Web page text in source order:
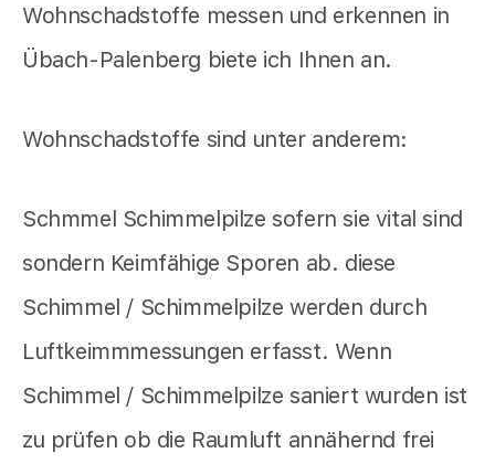
Wohnschadstoffe messen und erkennen in
Übach-Palenberg biete ich Ihnen an.
Wohnschadstoffe sind unter anderem:
Schmmel Schimmelpilze sofern sie vital sind
sondern Keimfähige Sporen ab. diese
Schimmel / Schimmelpilze werden durch
Luftkeimmmessungen erfasst. Wenn
Schimmel / Schimmelpilze saniert wurden ist
zu prüfen ob die Raumluft annähernd frei